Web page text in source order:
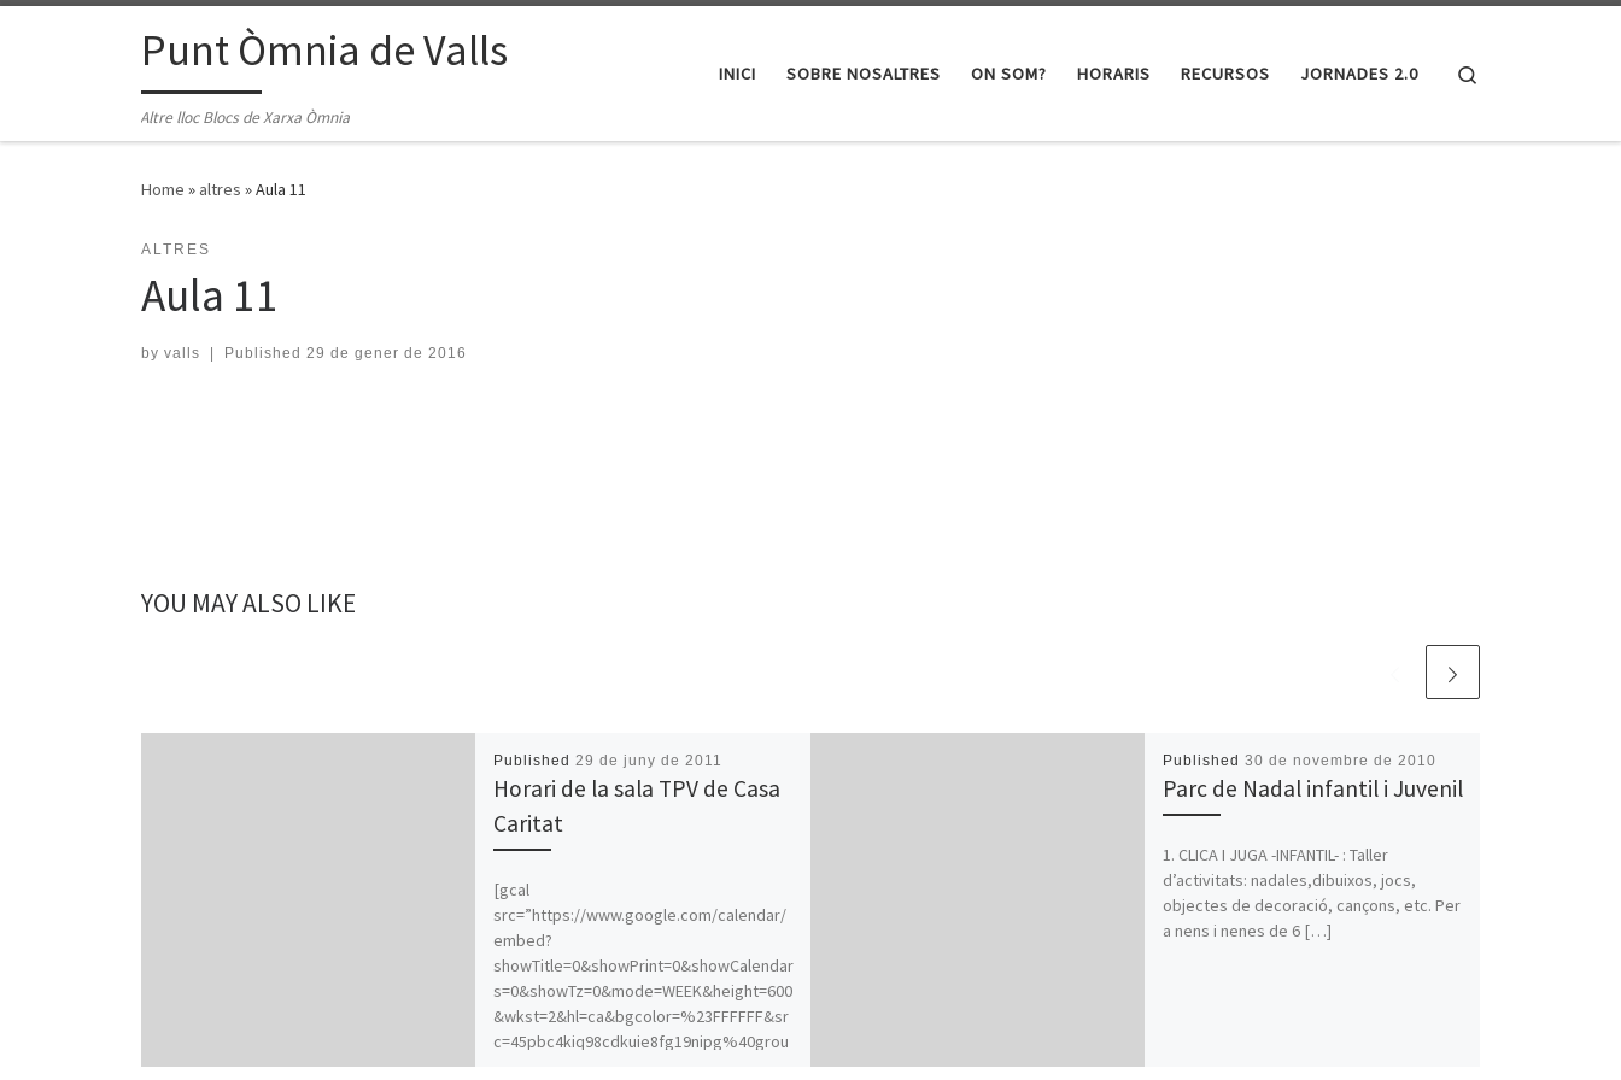
Skip to contentPunt Òmnia de Valls
Altre lloc Blocs de Xarxa Òmnia
INICI SOBRE NOSALTRES ON SOM? HORARIS RECURSOS JORNADES 2.0
Home » altres »Aula 11
ALTRES
Aula 11
by valls Published 29 de gener de 2016
YOU MAY ALSO LIKE
Published 29 de juny de 2011
Horari de la sala TPV de Casa
Caritat
[gcal
src=”https://www.google.com/calendar/
embed?
showTitle=0&showPrint=0&showCalendar
s=0&showTz=0&mode=WEEK&height=600
&wkst=2&hl=ca&bgcolor=%23FFFFFF&sr
c=45pbc4kiq98cdkuie8fg19nipg%40grou
Published 30 de novembre de 2010
Parc de Nadal infantil i Juvenil
1. CLICA I JUGA -INFANTIL- : Taller
d’activitats: nadales,dibuixos, jocs,
objectes de decoració, cançons, etc. Per
a nens i nenes de 6 […]